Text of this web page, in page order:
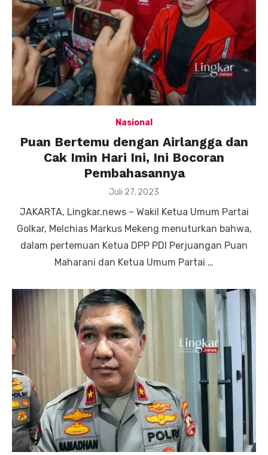
Nasional
Puan Bertemu dengan Airlangga dan
Cak Imin Hari Ini, Ini Bocoran
Pembahasannya
Posted
Juli 27, 2023
JAKARTA, Lingkar.news – Wakil Ketua Umum Partai
Golkar, Melchias Markus Mekeng menuturkan bahwa,
dalam pertemuan Ketua DPP PDI Perjuangan Puan
Maharani dan Ketua Umum Partai …